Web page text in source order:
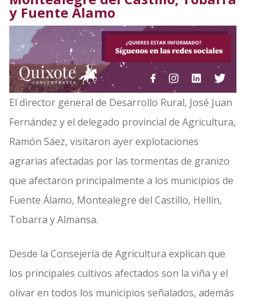
y Fuente Álamo
El director general de Desarrollo Rural, José Juan
Fernández y el delegado provincial de Agricultura,
Ramón Sáez, visitaron ayer explotaciones
agrarias afectadas por las tormentas de granizo
que afectaron principalmente a los municipios de
Fuente Álamo, Montealegre del Castillo, Hellín,
Tobarra y Almansa.
Desde la Consejería de Agricultura explican que
los principales cultivos afectados son la viña y el
olivar en todos los municipios señalados, además